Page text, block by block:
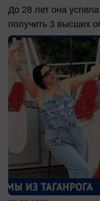
До 28 лет она
получить 3 высших